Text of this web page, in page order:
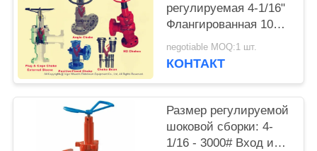
регулируемая 4-1/16"
Флангированная 10
000 PSI 2" TRIM H2S,
PSL3 PR1 PU HH-NL
negotiable MOQ:1 шт.
КОНТАКТ
Размер регулируемой
шоковой сборки: 4-
1/16 - 3000# Вход и